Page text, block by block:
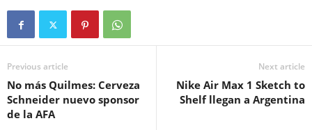
Previous article
No más Quilmes: Cerveza
Schneider nuevo sponsor
de la AFA
Next article
Nike Air Max 1 Sketch to
Shelf llegan a Argentina